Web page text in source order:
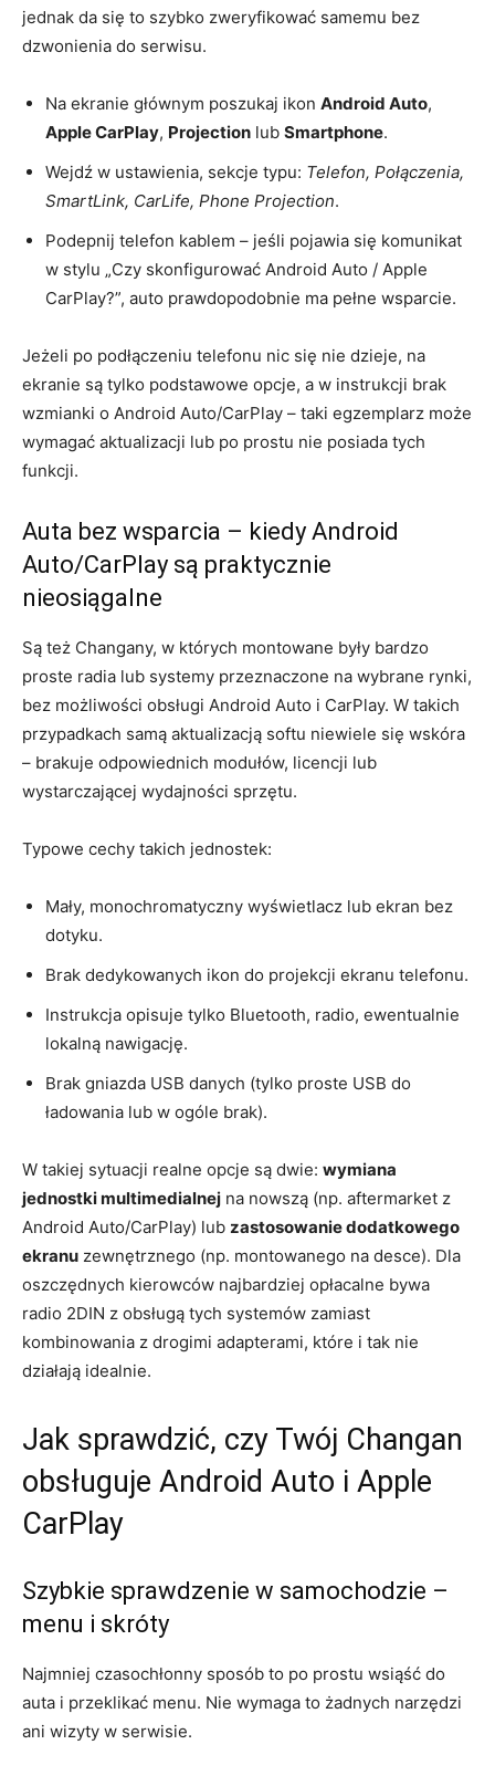
jednak da się to szybko zweryfikować samemu bez
dzwonienia do serwisu.
Na ekranie głównym poszukaj ikon Android Auto,
Apple CarPlay, Projection lub Smartphone.
Wejdź w ustawienia, sekcje typu: Telefon, Połączenia,
SmartLink, CarLife, Phone Projection.
Podepnij telefon kablem – jeśli pojawia się komunikat
w stylu „Czy skonfigurować Android Auto / Apple
CarPlay?”, auto prawdopodobnie ma pełne wsparcie.
Jeżeli po podłączeniu telefonu nic się nie dzieje, na
ekranie są tylko podstawowe opcje, a w instrukcji brak
wzmianki o Android Auto/CarPlay – taki egzemplarz może
wymagać aktualizacji lub po prostu nie posiada tych
funkcji.
Auta bez wsparcia – kiedy Android
Auto/CarPlay są praktycznie
nieosiągalne
Są też Changany, w których montowane były bardzo
proste radia lub systemy przeznaczone na wybrane rynki,
bez możliwości obsługi Android Auto i CarPlay. W takich
przypadkach samą aktualizacją softu niewiele się wskóra
– brakuje odpowiednich modułów, licencji lub
wystarczającej wydajności sprzętu.
Typowe cechy takich jednostek:
Mały, monochromatyczny wyświetlacz lub ekran bez
dotyku.
Brak dedykowanych ikon do projekcji ekranu telefonu.
Instrukcja opisuje tylko Bluetooth, radio, ewentualnie
lokalną nawigację.
Brak gniazda USB danych (tylko proste USB do
ładowania lub w ogóle brak).
W takiej sytuacji realne opcje są dwie: wymiana
jednostki multimedialnej na nowszą (np. aftermarket z
Android Auto/CarPlay) lub zastosowanie dodatkowego
ekranu zewnętrznego (np. montowanego na desce). Dla
oszczędnych kierowców najbardziej opłacalne bywa
radio 2DIN z obsługą tych systemów zamiast
kombinowania z drogimi adapterami, które i tak nie
działają idealnie.
Jak sprawdzić, czy Twój Changan
obsługuje Android Auto i Apple
CarPlay
Szybkie sprawdzenie w samochodzie –
menu i skróty
Najmniej czasochłonny sposób to po prostu wsiąść do
auta i przeklikać menu. Nie wymaga to żadnych narzędzi
ani wizyty w serwisie.